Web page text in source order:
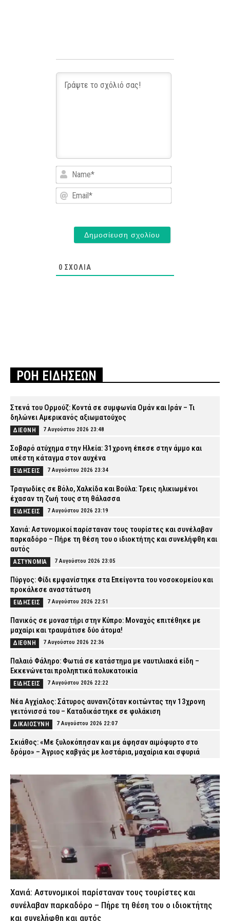
Name*
Email*
0 ΣΧΌΛΙΑ
ΡΟΗ ΕΙΔΗΣΕΩΝ
Στενά του Ορμούζ: Κοντά σε συμφωνία Ομάν και Ιράν – Τι
δηλώνει Αμερικανός αξιωματούχος
ΔΙΕΘΝΗ 7 Αυγούστου 2026 23:48
Σοβαρό ατύχημα στην Ηλεία: 31χρονη έπεσε στην άμμο και
υπέστη κάταγμα στον αυχένα
ΕΙΔΗΣΕΙΣ 7 Αυγούστου 2026 23:34
Τραγωδίες σε Βόλο, Χαλκίδα και Βούλα: Τρεις ηλικιωμένοι
έχασαν τη ζωή τους στη θάλασσα
ΕΙΔΗΣΕΙΣ 7 Αυγούστου 2026 23:19
Χανιά: Αστυνομικοί παρίσταναν τους τουρίστες και συνέλαβαν
παρκαδόρο – Πήρε τη θέση του ο ιδιοκτήτης και συνελήφθη και
αυτός
ΑΣΤΥΝΟΜΙΑ 7 Αυγούστου 2026 23:05
Πύργος: Φίδι εμφανίστηκε στα Επείγοντα του νοσοκομείου και
προκάλεσε αναστάτωση
ΕΙΔΗΣΕΙΣ 7 Αυγούστου 2026 22:51
Πανικός σε μοναστήρι στην Κύπρο: Μοναχός επιτέθηκε με
μαχαίρι και τραυμάτισε δύο άτομα!
ΔΙΕΘΝΗ 7 Αυγούστου 2026 22:36
Παλαιό Φάληρο: Φωτιά σε κατάστημα με ναυτιλιακά είδη –
Εκκενώνεται προληπτικά πολυκατοικία
ΕΙΔΗΣΕΙΣ 7 Αυγούστου 2026 22:22
Νέα Αγχίαλος: Σάτυρος αυνανιζόταν κοιτώντας την 13χρονη
γειτόνισσά του – Καταδικάστηκε σε φυλάκιση
ΔΙΚΑΙΟΣΥΝΗ 7 Αυγούστου 2026 22:07
Σκιάθος: «Με ξυλοκόπησαν και με άφησαν αιμόφυρτο στο
δρόμο» – Άγριος καβγάς με λοστάρια, μαχαίρια και σφυριά
Εξαφάνιση 15χρονου στην Αθήνα: Τι αναφέρει το «Χαμόγελο του
Παιδιού»
ΕΙΔΗΣΕΙΣ
Συνελήφθησαν σε Καβάλα και Αλεξανδρούπολη τρεις άνδρες
για ναρκωτικά και λαθραίο καπνό
ΑΣΤΥΝΟΜΙΑ
Τραγωδία στην Πάτρα: Πέθανε βρέφος οκτώ ημερών στη ΜΕΘ
Νεογνών του Νοσοκομείου «Άγιος Ανδρέας»
Σητεία: Φωτιά στα Αχλάδια – Μεγάλη κινητοποίηση από την
Πυροσβεστική
Χανιά: Αστυνομικοί παρίσταναν τους τουρίστες και
συνέλαβαν παρκαδόρο – Πήρε τη θέση του ο ιδιοκτήτης
και συνελήφθη και αυτός